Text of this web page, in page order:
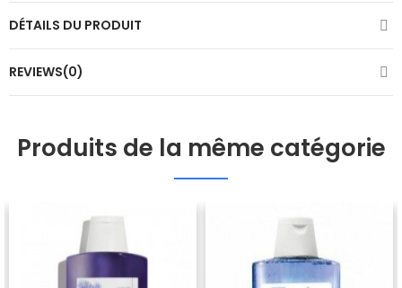
DÉTAILS DU PRODUIT
REVIEWS(0)
Produits de la même catégorie